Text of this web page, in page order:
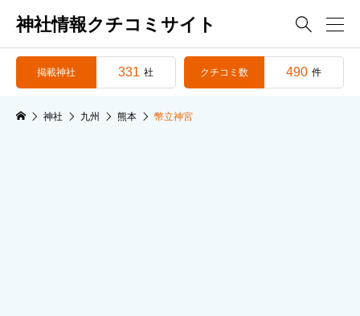
神社情報クチコミサイト 
掲載神社 331 社 クチコミ数 490 件
神社 九州 熊本 幣立神宮